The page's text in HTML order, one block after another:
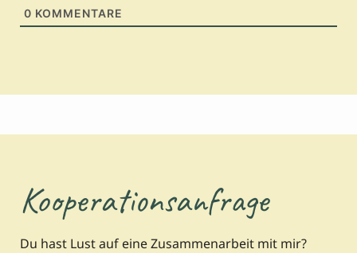
0 KOMMENTARE
Kooperationsanfrage
Du hast Lust auf eine Zusammenarbeit mit mir?